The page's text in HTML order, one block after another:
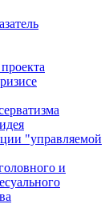
"управляемой
и